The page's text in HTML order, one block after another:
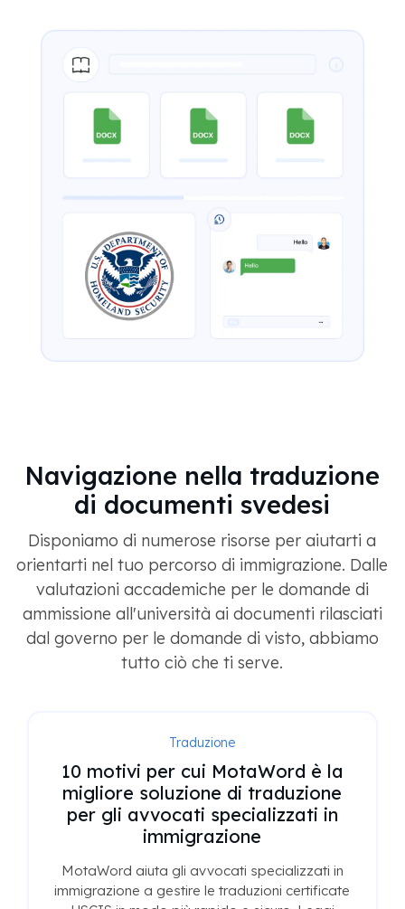
Navigazione nella traduzione
di documenti svedesi
Disponiamo di numerose risorse per aiutarti a
orientarti nel tuo percorso di immigrazione. Dalle
valutazioni accademiche per le domande di
ammissione all'università ai documenti rilasciati
dal governo per le domande di visto, abbiamo
tutto ciò che ti serve.
Traduzione
10 motivi per cui MotaWord è la
migliore soluzione di traduzione
per gli avvocati specializzati in
immigrazione
MotaWord aiuta gli avvocati specializzati in
immigrazione a gestire le traduzioni certificate